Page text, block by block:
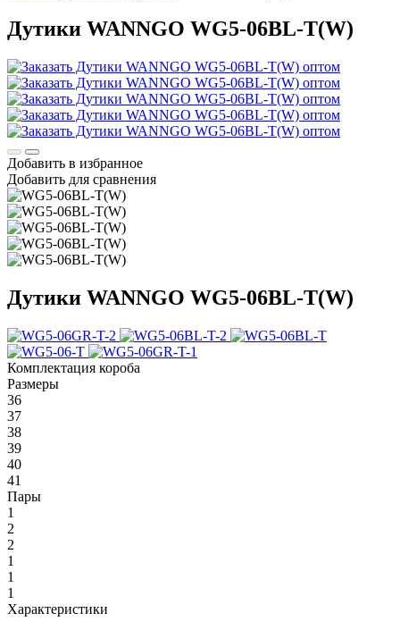
Дутики WANNGO WG5‑06BL‑T(W)
Добавить в избранное
Добавить для сравнения
Дутики WANNGO WG5‑06BL‑T(W)
Комплектация короба
Размеры
36
37
38
39
40
41
Пары
1
2
2
1
1
1
Характеристики